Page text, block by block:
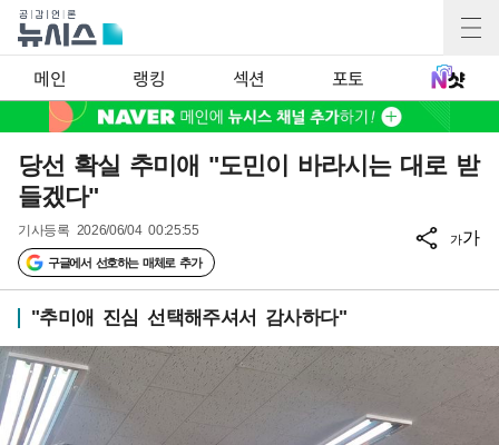
메인 랭킹 섹션 포토
당선 확실 추미애 "도민이 바라시는 대로 받
들겠다"
기사등록 2026/06/04 00:25:55
구글에서 선호하는 매체로 추가
가가
"추미애 진심 선택해주셔서 감사하다"